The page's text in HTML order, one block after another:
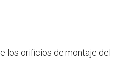
los orificios de montaje del